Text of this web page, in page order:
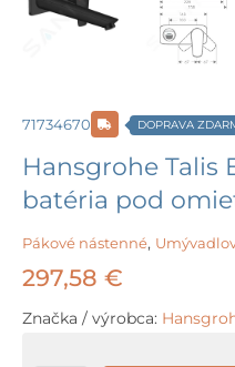
71734670 DOPRAVA
Hansgrohe Talis
batéria pod
Pákové nástenné,
297,58 €
Značka / výrobca: